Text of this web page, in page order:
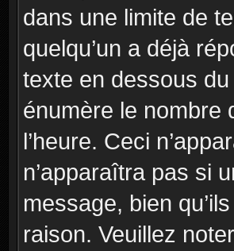
dans une limite de
quelqu’un a déjà
texte en dessous
énumère le nombre
l’heure. Ceci
n’apparaîtra pas si
message, bien
raison. Veuillez